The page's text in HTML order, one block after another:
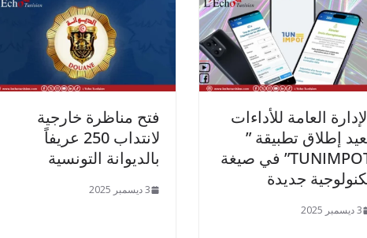
العامة للأداءات
إطلاق تطبيقة ”
TUNIMPOT” في صيغة
جديدة
3 ديسمبر 2025
فتح مناظرة خارجية
لانتداب 250 عريفاً
بالديوانة التونسية
3 ديسمبر 2025